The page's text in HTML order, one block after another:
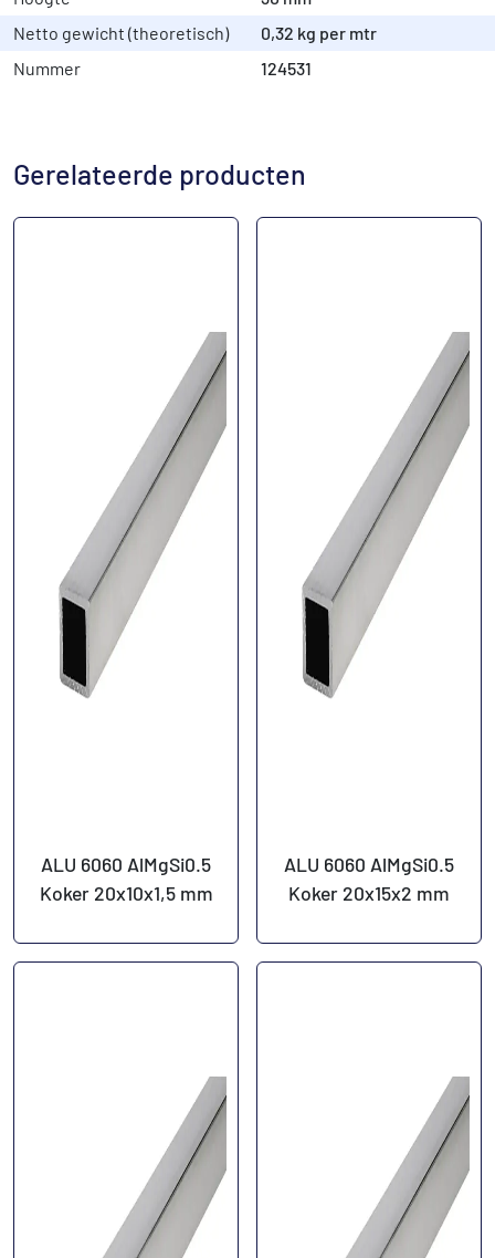
Netto gewicht (theoretisch)
0,32 kg per mtr
Nummer
124531
Gerelateerde producten
ALU 6060 AlMgSi0.5
Koker 20x10x1,5 mm
ALU 6060 AlMgSi0.5
Koker 20x15x2 mm